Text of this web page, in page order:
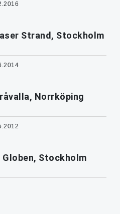
Strand, Stockholm
Norrköping
Globen, Stockholm